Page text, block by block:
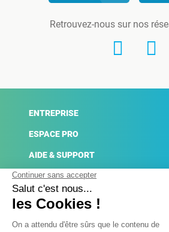
Retrouvez-nous sur nos
ENTREPRISE
ESPACE PRO
AIDE & SUPPORT
ACTUALITÉS